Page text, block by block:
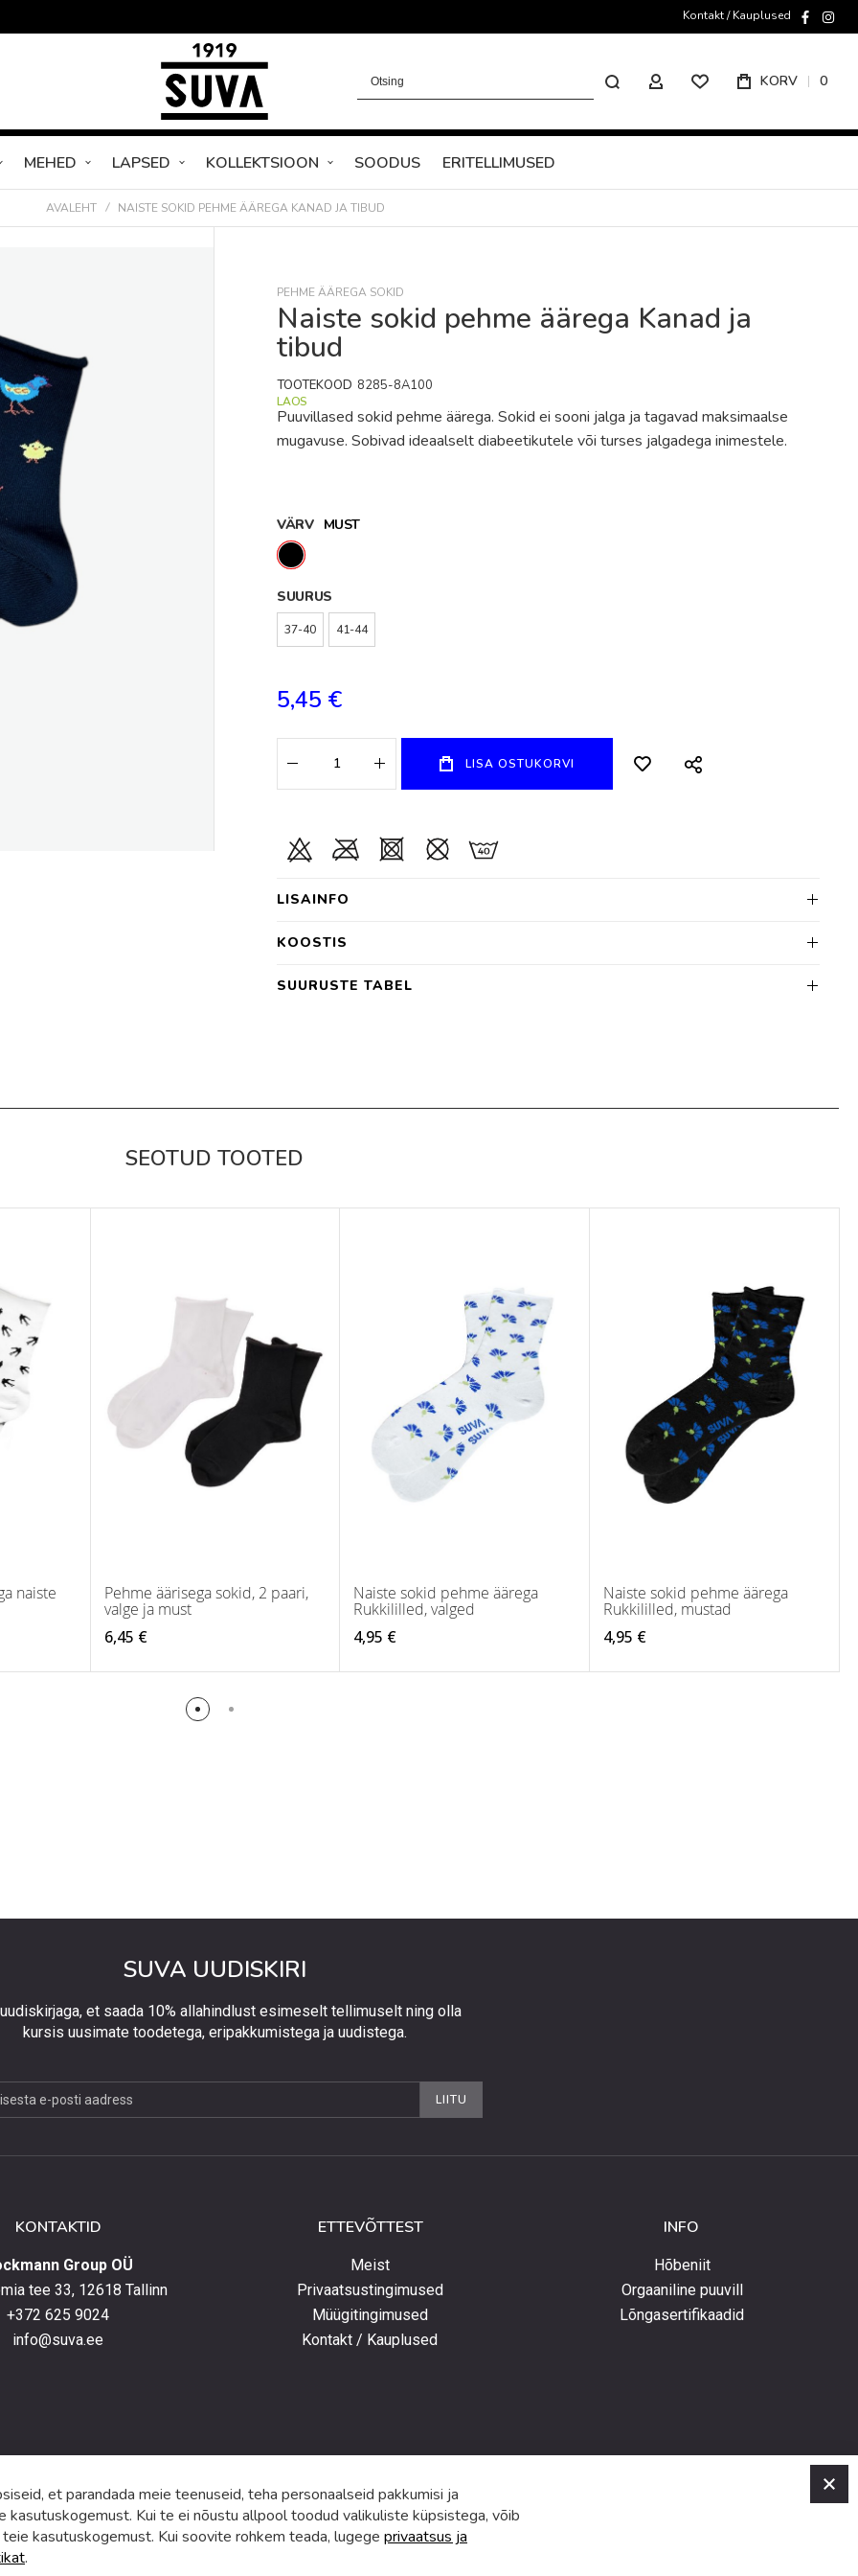
Kontakt / Kauplused
Otsing
MINU KONTO KORV 0
MEHED LAPSED KOLLEKTSIOON SOODUS ERITELLIMUSED
AVALEHT NAISTE SOKID PEHME ÄÄREGA KANAD JA TIBUD
PEHME ÄÄREGA SOKID
Naiste sokid pehme äärega Kanad ja
tibud
Puuvillased sokid pehme äärega. Sokid ei sooni jalga ja tagavad maksimaalse
mugavuse. Sobivad ideaalselt diabeetikutele või turses jalgadega inimestele.
LAOS
TOOTEKOOD 8285-8A100
VÄRV MUST
SUURUS
37-40 41-44
5,45 €
LISA OSTUKORVI
LISAINFO
KOOSTIS
SUURUSTE TABEL
SEOTUD TOOTED
naiste Pehme äärisega sokid, 2 paari,
valge ja must
6,45 €
Naiste sokid pehme äärega
Rukkililled, valged
4,95 €
Naiste sokid pehme äärega
Rukkililled, mustad
4,95 €
SUVA UUDISKIRI
et saada 10% allahindlust esimeselt tellimuselt ning olla
kursis uusimate toodetega, eripakkumistega ja uudistega.
LIITU
KONTAKTID
Group OÜ
tee 33, 12618 Tallinn
+372 625 9024
info@suva.ee
ETTEVÕTTEST
Meist
Privaatsustingimused
Müügitingimused
Kontakt / Kauplused
INFO
Hõbeniit
Orgaaniline puuvill
Lõngasertifikaadid
et parandada meie teenuseid, teha personaalseid pakkumisi ja
kasutuskogemust. Kui te ei nõustu allpool toodud valikuliste küpsistega, võib
kasutuskogemust. Kui soovite rohkem teada, lugege privaatsus ja
.